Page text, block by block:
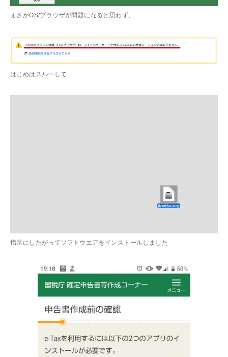
まさかOS/ブラウザが問題になると思わず、
はじめはスルーして
指示にしたがってソフトウエアをインストールしました